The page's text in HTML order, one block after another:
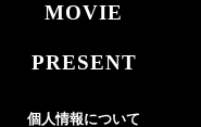
MOVIE
PRESENT
個人情報について